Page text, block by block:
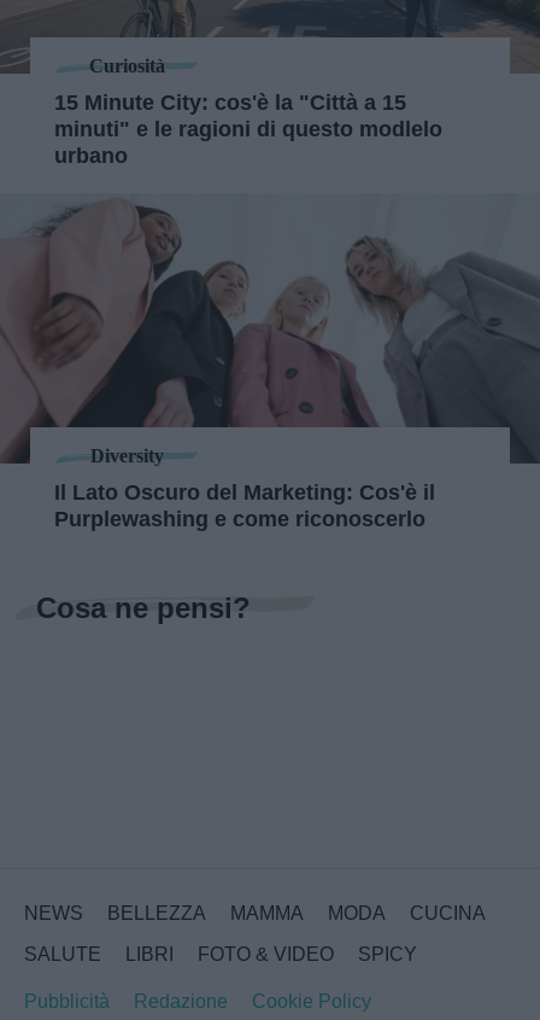
Curiosità
15 Minute City: cos'è la "Città a 15
minuti" e le ragioni di questo modlelo
urbano
Diversity
Il Lato Oscuro del Marketing: Cos'è il
Purplewashing e come riconoscerlo
Cosa ne pensi?
NEWS BELLEZZA MAMMA MODA
CUCINA
SALUTE
LIBRI FOTO & VIDEO SPICY
Pubblicità Redazione Cookie Policy